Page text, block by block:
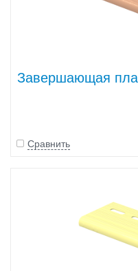
Завершающая
Сравнить